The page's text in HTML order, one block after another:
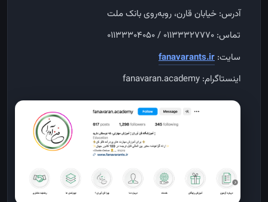
آدرس: خیابان قارن، روبه‌روی بانک ملت
تماس: ۰۱۱۳۳۳۲۷۷۷۰ / ۰۱۱۳۳۳۰۴۰۵۰
سایت: fanavarants.ir
اینستاگرام: fanavaran.academy